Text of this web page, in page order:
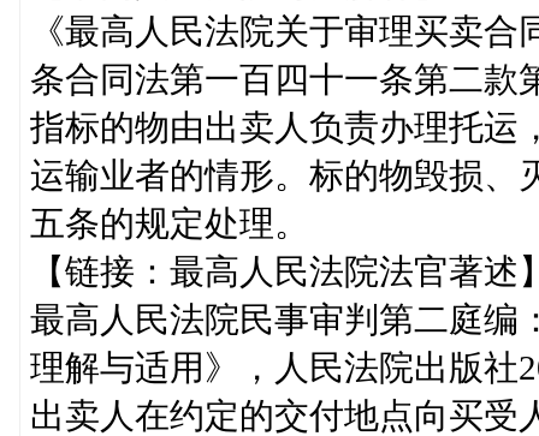
《最高人民法院关于审理买卖
条合同法第一百四十一条第二款
指标的物由出卖人负责办理托运
运输业者的情形。标的物毁损、
五条的规定处理。
【链接：最高人民法院法官著述
最高人民法院民事审判第二庭编
理解与适用》，人民法院出版社
出卖人在约定的交付地点向买受